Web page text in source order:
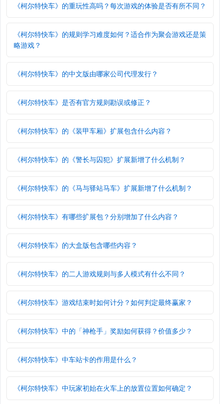
《柯尔特快车》的重玩性高吗？每次游戏的体验是否有所不同？
《柯尔特快车》的规则学习难度如何？适合作为聚会游戏还是策
略游戏？
《柯尔特快车》的中文版由哪家公司代理发行？
《柯尔特快车》是否有官方规则勘误或修正？
《柯尔特快车》的《装甲车厢》扩展包含什么内容？
《柯尔特快车》的《警长与囚犯》扩展新增了什么机制？
《柯尔特快车》的《马与驿站马车》扩展新增了什么机制？
《柯尔特快车》有哪些扩展包？分别增加了什么内容？
《柯尔特快车》的大盒版包含哪些内容？
《柯尔特快车》的二人游戏规则与多人模式有什么不同？
《柯尔特快车》游戏结束时如何计分？如何判定最终赢家？
《柯尔特快车》中的「神枪手」奖励如何获得？价值多少？
《柯尔特快车》中车站卡的作用是什么？
《柯尔特快车》中玩家初始在火车上的放置位置如何确定？